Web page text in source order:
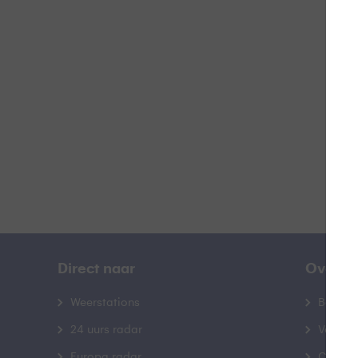
Direct naar
Weerstations
24 uurs radar
Over